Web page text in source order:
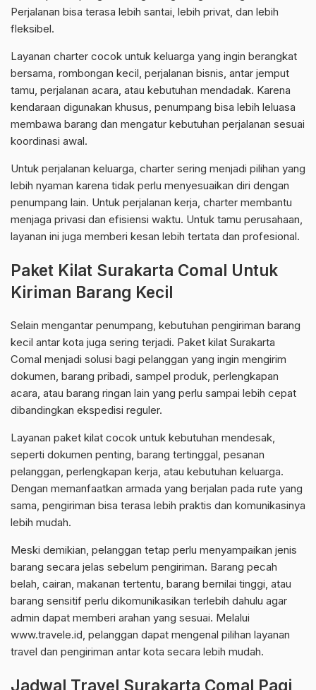
Perjalanan bisa terasa lebih santai, lebih privat, dan lebih
fleksibel.
Layanan charter cocok untuk keluarga yang ingin berangkat
bersama, rombongan kecil, perjalanan bisnis, antar jemput
tamu, perjalanan acara, atau kebutuhan mendadak. Karena
kendaraan digunakan khusus, penumpang bisa lebih leluasa
membawa barang dan mengatur kebutuhan perjalanan sesuai
koordinasi awal.
Untuk perjalanan keluarga, charter sering menjadi pilihan yang
lebih nyaman karena tidak perlu menyesuaikan diri dengan
penumpang lain. Untuk perjalanan kerja, charter membantu
menjaga privasi dan efisiensi waktu. Untuk tamu perusahaan,
layanan ini juga memberi kesan lebih tertata dan profesional.
Paket Kilat Surakarta Comal Untuk
Kiriman Barang Kecil
Selain mengantar penumpang, kebutuhan pengiriman barang
kecil antar kota juga sering terjadi. Paket kilat Surakarta
Comal menjadi solusi bagi pelanggan yang ingin mengirim
dokumen, barang pribadi, sampel produk, perlengkapan
acara, atau barang ringan lain yang perlu sampai lebih cepat
dibandingkan ekspedisi reguler.
Layanan paket kilat cocok untuk kebutuhan mendesak,
seperti dokumen penting, barang tertinggal, pesanan
pelanggan, perlengkapan kerja, atau kebutuhan keluarga.
Dengan memanfaatkan armada yang berjalan pada rute yang
sama, pengiriman bisa terasa lebih praktis dan komunikasinya
lebih mudah.
Meski demikian, pelanggan tetap perlu menyampaikan jenis
barang secara jelas sebelum pengiriman. Barang pecah
belah, cairan, makanan tertentu, barang bernilai tinggi, atau
barang sensitif perlu dikomunikasikan terlebih dahulu agar
admin dapat memberi arahan yang sesuai. Melalui
www.travele.id, pelanggan dapat mengenal pilihan layanan
travel dan pengiriman antar kota secara lebih mudah.
Jadwal Travel Surakarta Comal Pagi